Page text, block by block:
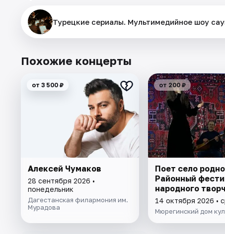
Турецкие сериалы. Мультимедийное шоу
Похожие концерты
от 3 500 ₽
Алексей Чумаков
28 сентября 2026 •
понедельник
Дагестанская филармония им.
Мурадова
от 200 ₽
Поет село
Районный
народного
14 октября 2026 •
Мюрегинский дом